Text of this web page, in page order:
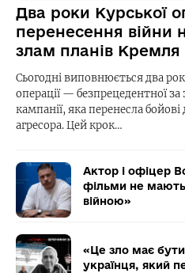
Два роки Курської
перенесення війни
злам планів Кремля
Сьогодні виповнюється два
операції — безпрецедентної
кампанії, яка перенесла
агресора. Цей крок…
Актор і офіцер
фільми не мають
війною»
«Це зло має
українця, який